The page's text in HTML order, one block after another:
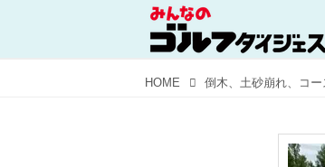
HOME